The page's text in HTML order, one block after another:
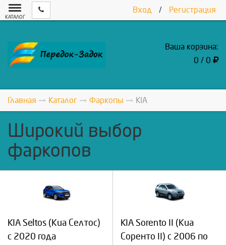
Вход / Регистрация
КАТАЛОГ
Ваша корзина:
0 / 0
Главная Каталог Фаркопы KIA
Широкий выбор
фаркопов
KIA Seltos (Киа Селтос)
с 2020 года
KIA Sorento II (Киа
Соренто II) с 2006 по